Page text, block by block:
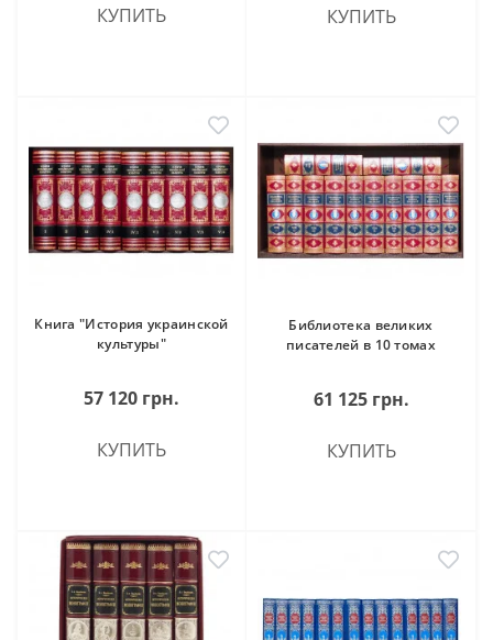
КУПИТЬ КУПИТЬ
Книга "История украинской
культуры"
57 120 грн.
КУПИТЬ
Библиотека великих
писателей в 10 томах
61 125 грн.
КУПИТЬ